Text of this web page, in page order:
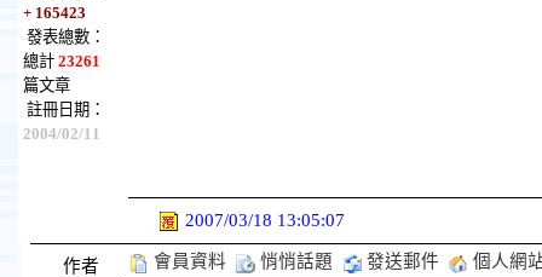
+ 165423
發表總數：
總計 23261
篇文章
註冊日期：
2004/02/11
2007/03/18 13:05:07
作者
會員資料 悄悄話題 發送郵件 個人網